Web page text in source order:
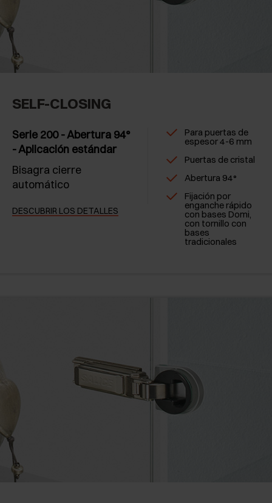
SELF-CLOSING
Serie 200 - Abertura 94°
- Aplicación estándar
Bisagra cierre
automático
DESCUBRIR LOS DETALLES
Para puertas de
espesor 4-6 mm
Puertas de cristal
Abertura 94°
Fijación por
enganche rápido
con bases Domi,
con tornillo con
bases
tradicionales